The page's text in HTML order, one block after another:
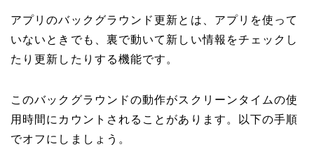
アプリのバックグラウンド更新とは、アプリを使って
いないときでも、裏で動いて新しい情報をチェックし
たり更新したりする機能です。
このバックグラウンドの動作がスクリーンタイムの使
用時間にカウントされることがあります。以下の手順
でオフにしましょう。